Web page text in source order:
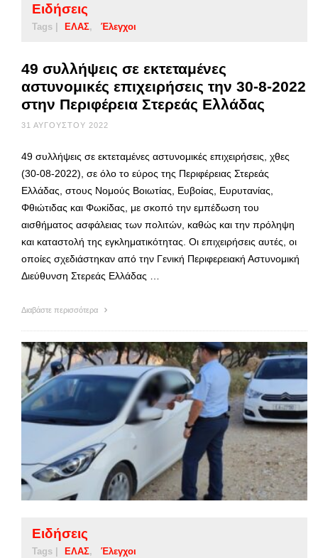
Ειδήσεις
Tags | ΕΛΑΣ Έλεγχοι
49 συλλήψεις σε εκτεταμένες
αστυνομικές επιχειρήσεις την 30-8-2022
στην Περιφέρεια Στερεάς Ελλάδας
31 ΑΥΓΟΎΣΤΟΥ 2022
49 συλλήψεις σε εκτεταμένες αστυνομικές επιχειρήσεις, χθες
(30-08-2022), σε όλο το εύρος της Περιφέρειας Στερεάς
Ελλάδας, στους Νομούς Βοιωτίας, Ευβοίας, Ευρυτανίας,
Φθιώτιδας και Φωκίδας, με σκοπό την εμπέδωση του
αισθήματος ασφάλειας των πολιτών, καθώς και την πρόληψη
και καταστολή της εγκληματικότητας. Οι επιχειρήσεις αυτές, οι
οποίες σχεδιάστηκαν από την Γενική Περιφερειακή Αστυνομική
Διεύθυνση Στερεάς Ελλάδας …
Διαβάστε περισσότερα
Ειδήσεις
Tags | ΕΛΑΣ Έλεγχοι